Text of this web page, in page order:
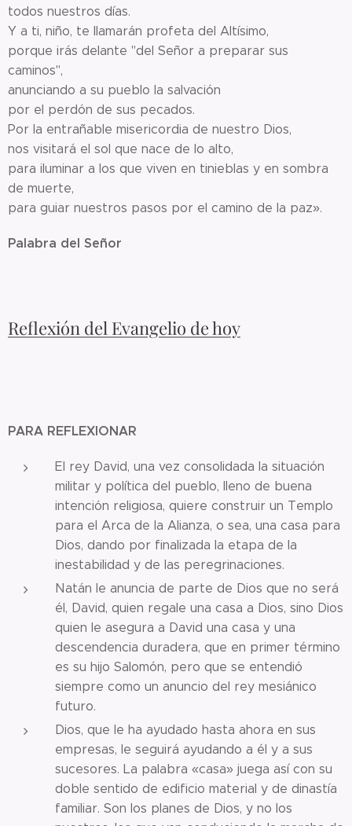
todos nuestros días.
Y a ti, niño, te llamarán profeta del Altísimo,
porque irás delante "del Señor a preparar sus
caminos",
anunciando a su pueblo la salvación
por el perdón de sus pecados.
Por la entrañable misericordia de nuestro Dios,
nos visitará el sol que nace de lo alto,
para iluminar a los que viven en tinieblas y en sombra
de muerte,
para guiar nuestros pasos por el camino de la paz».
Palabra del Señor
Reflexión del Evangelio de hoy
PARA REFLEXIONAR
El rey David, una vez consolidada la situación
militar y política del pueblo, lleno de buena
intención religiosa, quiere construir un Templo
para el Arca de la Alianza, o sea, una casa para
Dios, dando por finalizada la etapa de la
inestabilidad y de las peregrinaciones.
Natán le anuncia de parte de Dios que no será
él, David, quien regale una casa a Dios, sino Dios
quien le asegura a David una casa y una
descendencia duradera, que en primer término
es su hijo Salomón, pero que se entendió
siempre como un anuncio del rey mesiánico
futuro.
Dios, que le ha ayudado hasta ahora en sus
empresas, le seguirá ayudando a él y a sus
sucesores. La palabra «casa» juega así con su
doble sentido de edificio material y de dinastía
familiar. Son los planes de Dios, y no los